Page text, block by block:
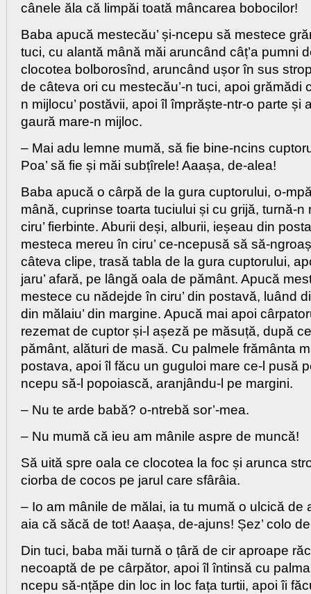
cânele ăla că limpăi toată mâncarea bobocilor!
Baba apucă mestecău’ și-ncepu să mestece
tuci, cu alantă mână măi aruncând câț’a pumni
clocotea bolborosînd, aruncând ușor în sus
de câteva ori cu mestecău’-n tuci, apoi grămădi
n mijlocu’ postăvii, apoi îl împrăște-ntr-o parte și
gaură mare-n mijloc.
– Mai adu lemne mumă, să fie bine-ncins
Poa’ să fie și măi subțîrele! Aaașa, de-alea!
Baba apucă o cârpă de la gura cuptorului, o-
mână, cuprinse toarta tuciului și cu grijă, turnă-n
ciru’ fierbinte. Aburii deși, alburii, ieșeau din
mesteca mereu în ciru’ ce-ncepusă să să-
câteva clipe, trasă tabla de la gura cuptorului,
jaru’ afară, pe lângă oala de pământ. Apucă
mestece cu nădejde în ciru’ din postavă, luând
din mălaiu’ din margine. Apucă mai apoi
rezemat de cuptor și-l așeză pe măsuță, după
pământ, alături de masă. Cu palmele frământa
postava, apoi îl făcu un guguloi mare ce-l pusă
ncepu să-l popoiască, aranjându-l pe margini.
– Nu te arde babă? o-ntrebă sor’-mea.
– Nu mumă că ieu am mânile aspre de muncă!
Să uită spre oala ce clocotea la foc și arunca
ciorba de cocos pe jarul care sfârâia.
– Io am mânile de mălai, ia tu mumă o ulcică de
aia că săcă de tot! Aaașa, de-ajuns! Șez’ colo
Din tuci, baba măi turnă o țâră de cir aproape
necoaptă de pe cârpător, apoi îl întinsă cu
ncepu să-nțăpe din loc in loc fața turtii, apoi îi